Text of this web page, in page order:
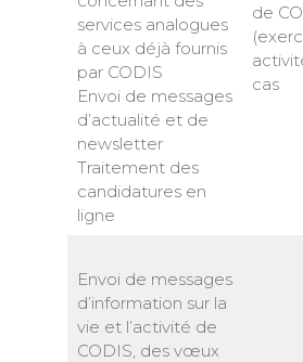
services analogues
à ceux déjà fournis
par CODIS
Envoi de messages
d’actualité et de
newsletter
Traitement des
candidatures en
ligne
de
cas
Envoi de messages
d’information sur la
vie et l’activité de
CODIS, des vœux